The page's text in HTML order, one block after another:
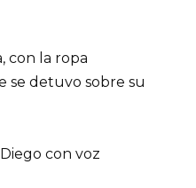
con la ropa
se detuvo sobre su
con voz